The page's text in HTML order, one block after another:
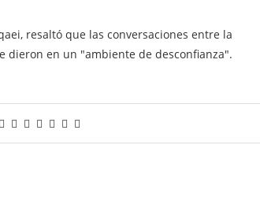
resaltó que las conversaciones entre la
dieron en un "ambiente de desconfianza".